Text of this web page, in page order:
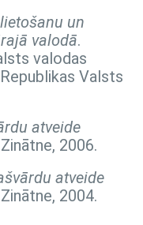
un
valodā.
valodas
Valsts
atveide
2006.
atveide
2004.